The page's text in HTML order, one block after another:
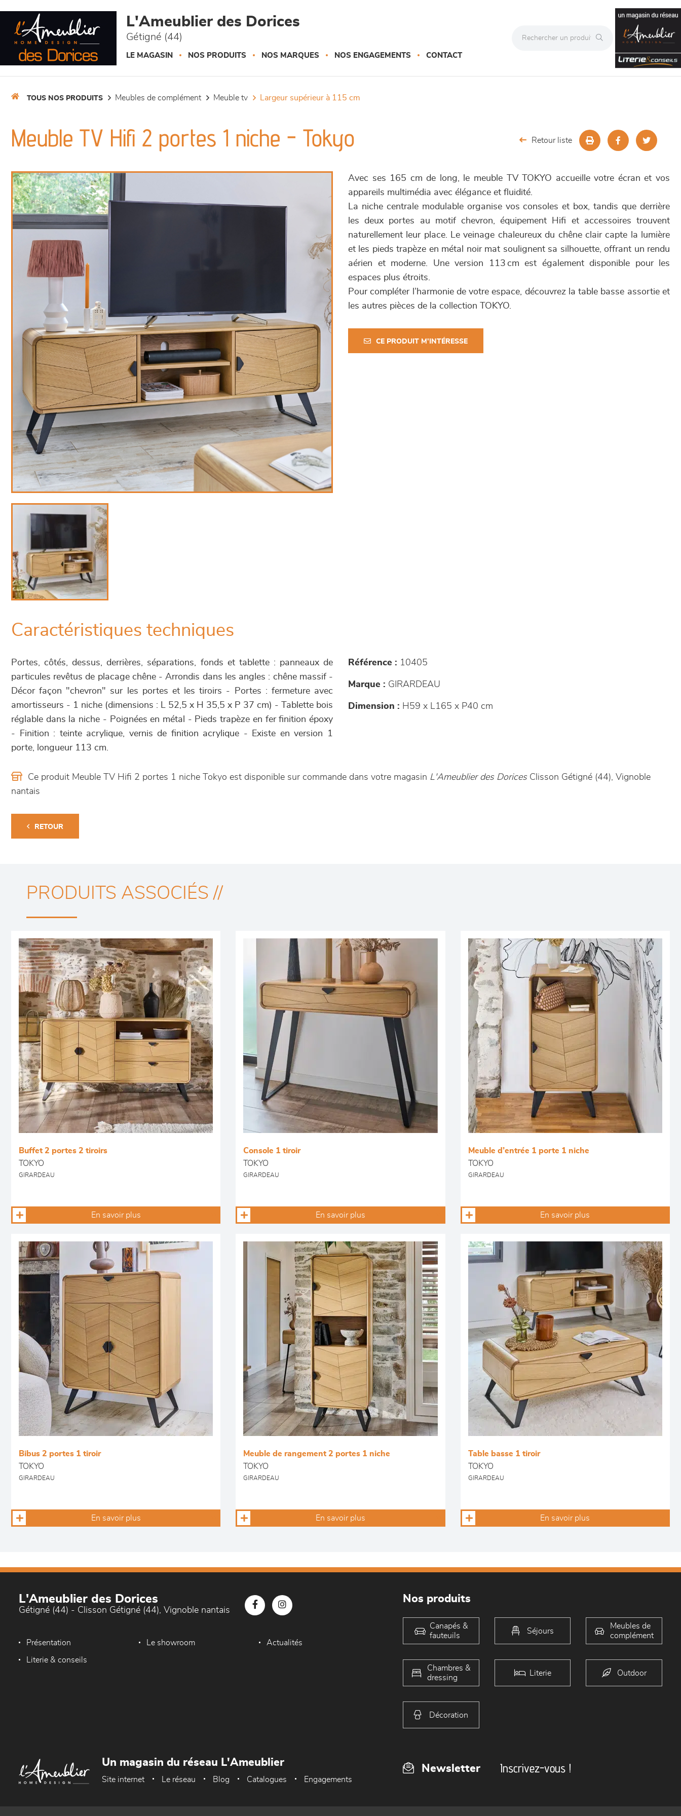
L'Ameublier des Dorices
Gétigné (44)
LE MAGASIN NOS PRODUITS NOS MARQUES NOS ENGAGEMENTS CONTACT
TOUS NOS PRODUITS meubles de complément meuble tv largeur supérieur à 115 cm
Meuble TV Hifi 2 portes 1 niche - Tokyo Retour liste
Avec ses 165 cm de long, le meuble TV TOKYO accueille votre écran et vos
appareils multimédia avec élégance et fluidité.
La niche centrale modulable organise vos consoles et box, tandis que derrière
les deux portes au motif chevron, équipement Hifi et accessoires trouvent
naturellement leur place. Le veinage chaleureux du chêne clair capte la lumière
et les pieds trapèze en métal noir mat soulignent sa silhouette, offrant un rendu
aérien et moderne. Une version 113 cm est également disponible pour les
espaces plus étroits.
Pour compléter l’harmonie de votre espace, découvrez la table basse assortie et
les autres pièces de la collection TOKYO.
CE PRODUIT M'INTÉRESSE
Caractéristiques techniques
Portes, côtés, dessus, derrières, séparations, fonds et tablette : panneaux de
particules revêtus de placage chêne - Arrondis dans les angles : chêne massif -
Décor façon "chevron" sur les portes et les tiroirs - Portes : fermeture avec
amortisseurs - 1 niche (dimensions : L 52,5 x H 35,5 x P 37 cm) - Tablette bois
réglable dans la niche - Poignées en métal - Pieds trapèze en fer finition époxy
- Finition : teinte acrylique, vernis de finition acrylique - Existe en version 1
porte, longueur 113 cm.
Référence : 10405
Marque : GIRARDEAU
Dimension : H59 x L165 x P40 cm
Ce produit Meuble TV Hifi 2 portes 1 niche Tokyo est disponible sur commande dans votre magasin L'Ameublier des DoricesClisson Gétigné (44), Vignoble
nantais
RETOUR
PRODUITS ASSOCIÉS //
Buffet 2 portes 2 tiroirs
TOKYO
GIRARDEAU
En savoir plus
Console 1 tiroir
TOKYO
GIRARDEAU
En savoir plus
Meuble d’entrée 1 porte 1 niche
TOKYO
GIRARDEAU
En savoir plus
Bibus 2 portes 1 tiroir
TOKYO
GIRARDEAU
En savoir plus
Meuble de rangement 2 portes 1 niche
TOKYO
GIRARDEAU
En savoir plus
Table basse 1 tiroir
TOKYO
GIRARDEAU
En savoir plus
L'Ameublier des Dorices
Gétigné (44) - Clisson Gétigné (44), Vignoble nantais
Présentation Le showroom Actualités
Literie & conseils
Nos produits
Canapés &
fauteuils
Séjours
Meubles de
complément
Chambres &
dressing
Literie Outdoor
Décoration
Newsletter Inscrivez-vous !
Un magasin du réseau L'Ameublier
Site internet Le réseau Blog Catalogues Engagements